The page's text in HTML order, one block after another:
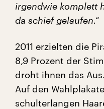
irgendwie komplett
da schief gelaufen.“
2011 erzielten die
8,9 Prozent der
droht ihnen das
Auf den
schulterlangen